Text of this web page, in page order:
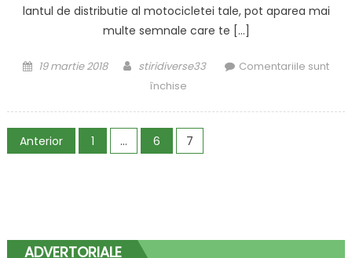
lantul de distributie al motocicletei tale, pot aparea mai
multe semnale care te […]
Posted
19 martie 2018 Author
stiridiverse33
Comentariile sunt
închisepentru
lanturile
de
Paginație
Anterior 1 … 6 7
ADVERTORIALE